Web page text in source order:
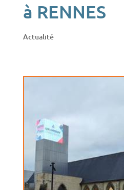
à RENNES
Actualité